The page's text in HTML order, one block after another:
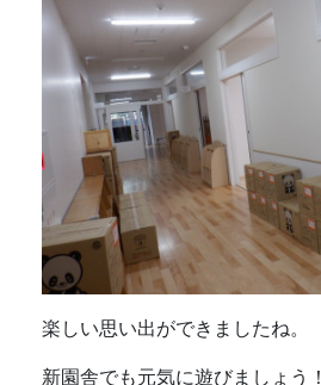
楽しい思い出ができましたね。
新園舎でも元気に遊びましょう！